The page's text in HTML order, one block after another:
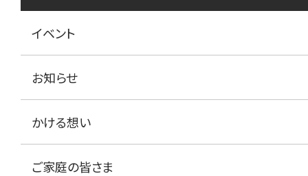
イベント
お知らせ
かける想い
ご家庭の皆さま